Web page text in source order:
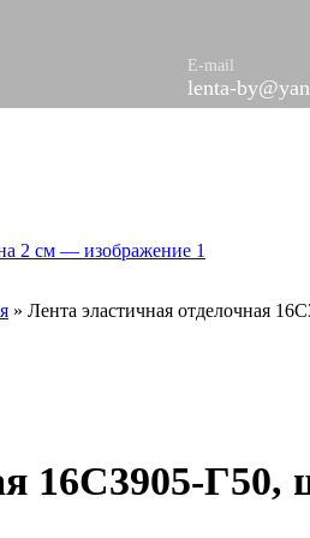
E-mail
lenta-
нитей
» Лента эластичная отделочная
16С3905-